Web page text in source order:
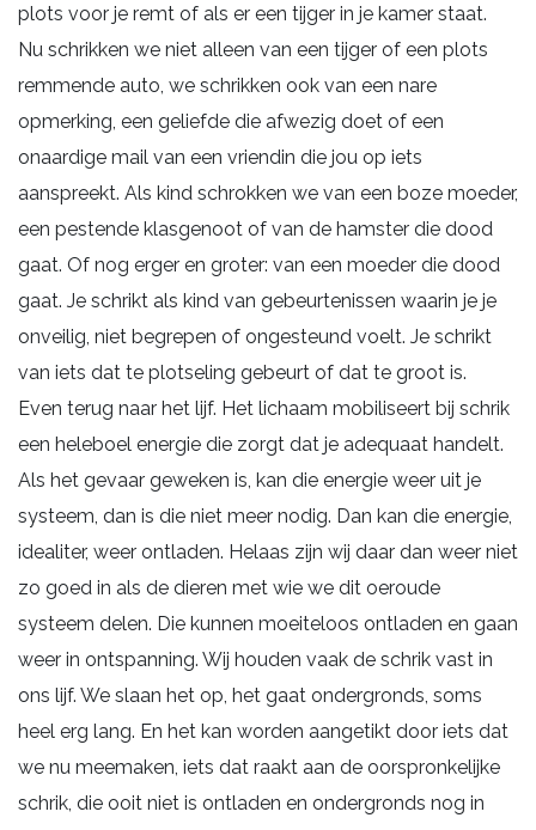
plots voor je remt of als er een tijger in je kamer staat.
Nu schrikken we niet alleen van een tijger of een plots
remmende auto, we schrikken ook van een nare
opmerking, een geliefde die afwezig doet of een
onaardige mail van een vriendin die jou op iets
aanspreekt. Als kind schrokken we van een boze moeder,
een pestende klasgenoot of van de hamster die dood
gaat. Of nog erger en groter: van een moeder die dood
gaat. Je schrikt als kind van gebeurtenissen waarin je je
onveilig, niet begrepen of ongesteund voelt. Je schrikt
van iets dat te plotseling gebeurt of dat te groot is.
Even terug naar het lijf. Het lichaam mobiliseert bij schrik
een heleboel energie die zorgt dat je adequaat handelt.
Als het gevaar geweken is, kan die energie weer uit je
systeem, dan is die niet meer nodig. Dan kan die energie,
idealiter, weer ontladen. Helaas zijn wij daar dan weer niet
zo goed in als de dieren met wie we dit oeroude
systeem delen. Die kunnen moeiteloos ontladen en gaan
weer in ontspanning. Wij houden vaak de schrik vast in
ons lijf. We slaan het op, het gaat ondergronds, soms
heel erg lang. En het kan worden aangetikt door iets dat
we nu meemaken, iets dat raakt aan de oorspronkelijke
schrik, die ooit niet is ontladen en ondergronds nog in